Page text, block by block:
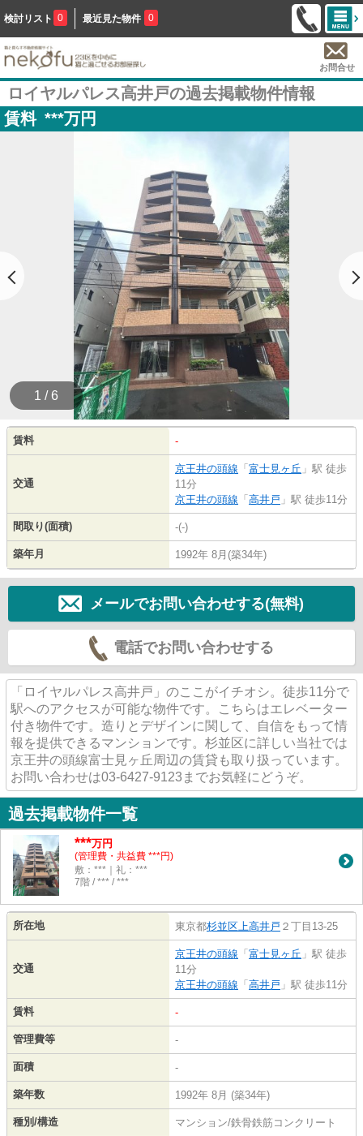
検討リスト 0 最近見た物件 0
お問合せ
ロイヤルパレス高井戸の過去掲載物件情報
賃料 ***万円
1 / 6
賃料 -
交通
京王井の頭線 「 富士見ヶ丘 」駅 徒歩
11分
京王井の頭線 「 高井戸 」駅 徒歩11分
間取り(面積) -(-)
築年月 1992年 8月(築34年)
メールでお問い合わせする(無料)
電話でお問い合わせする
「ロイヤルパレス高井戸」のここがイチオシ。徒歩11分で
駅へのアクセスが可能な物件です。こちらはエレベーター
付き物件です。造りとデザインに関して、自信をもって情
報を提供できるマンションです。杉並区に詳しい当社では
京王井の頭線富士見ヶ丘周辺の賃貸も取り扱っています。
お問い合わせは03-6427-9123までお気軽にどうぞ。
過去掲載物件一覧
***万円
(管理費・共益費 ***円)
敷：***｜礼：***
7階 / *** / ***
所在地 東京都杉並区上高井戸 ２丁目13-25
交通
京王井の頭線 「 富士見ヶ丘 」駅 徒歩
11分
京王井の頭線 「 高井戸 」駅 徒歩11分
賃料 -
管理費等 -
面積 -
築年数 1992年 8月 (築34年)
種別/構造 マンション/鉄骨鉄筋コンクリート